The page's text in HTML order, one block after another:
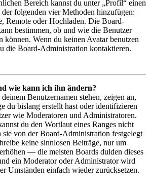
Bereich kannst du unter „Profil“ einen
der folgenden vier Methoden hinzufügen:
Remote oder Hochladen. Die Board-
bestimmen, ob und wie die Benutzer
können. Wenn du keinen Avatar benutzen
die Board-Administration kontaktieren.
wie kann ich ihn ändern?
Benutzernamen stehen, zeigen an,
du bislang erstellt hast oder identifizieren
wie Moderatoren und Administratoren.
du den Wortlaut eines Ranges nicht
sie von der Board-Administration festgelegt
keine sinnlosen Beiträge, nur um
— die meisten Boards dulden dieses
ein Moderator oder Administrator wird
Umständen einfach wieder zurücksetzen.